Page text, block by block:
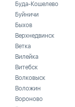
Буда-Кошелево
Буйничи
Быхов
Верхнедвинск
Ветка
Вилейка
Витебск
Волковыск
Воложин
Вороново